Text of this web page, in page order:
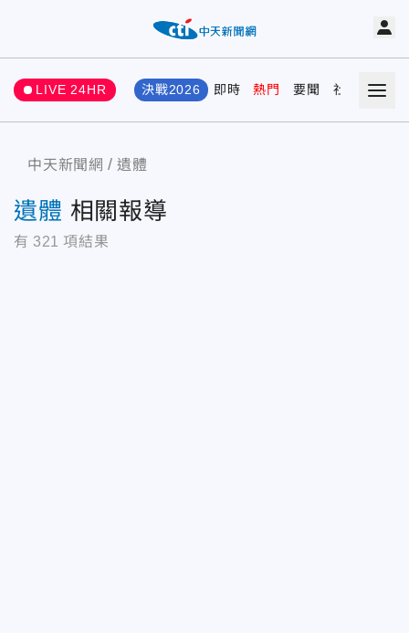
LIVE 24HR 決戰2026 即時 熱門 要聞 社會 娛樂
中天新聞網 遺體
遺體 相關報導
有 321 項結果